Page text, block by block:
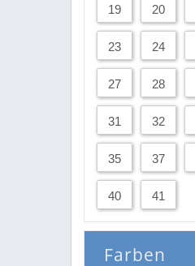
19 20
23 24
27 28
31 32
35 37
40 41
Farben